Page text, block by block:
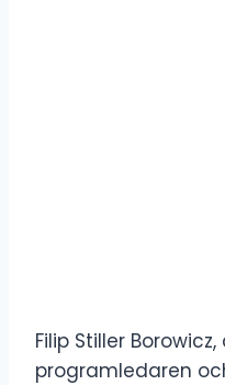
Filip Stiller
programledaren